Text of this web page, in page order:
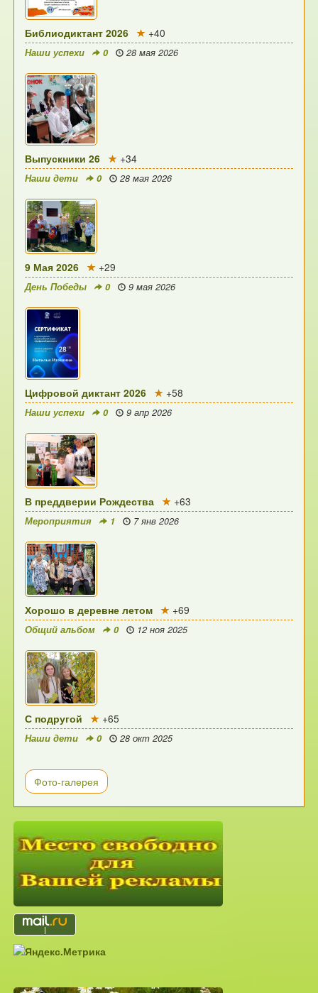
Библиодиктант 2026 +40
Наши успехи 0 28 мая 2026
Выпускники 26 +34
Наши дети 0 28 мая 2026
9 Мая 2026 +29
День Победы 0 9 мая 2026
Цифровой диктант 2026 +58
Наши успехи 0 9 апр 2026
В преддверии Рождества +63
Мероприятия 1 7 янв 2026
Хорошо в деревне летом +69
Общий альбом 0 12 ноя 2025
С подругой +65
Наши дети 0 28 окт 2025
Фото-галерея